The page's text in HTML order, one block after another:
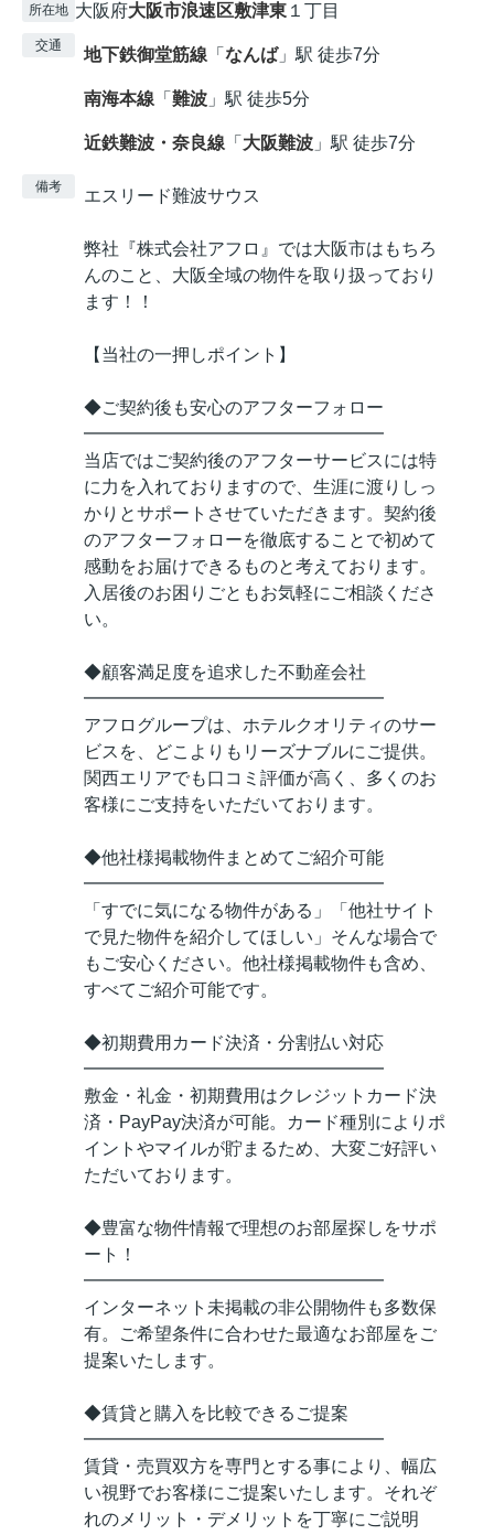
所在地 大阪府大阪市浪速区敷津東 １丁目
交通 地下鉄御堂筋線 「 なんば」駅 徒歩7分
南海本線 「 難波 」駅 徒歩5分
近鉄難波・奈良線 「 大阪難波 」駅 徒歩7分
備考 エスリード難波サウス
弊社『株式会社アフロ』では大阪市はもちろ
んのこと、大阪全域の物件を取り扱っており
ます！！
【当社の一押しポイント】
◆ご契約後も安心のアフターフォロー
━━━━━━━━━━━━━━━━━
当店ではご契約後のアフターサービスには特
に力を入れておりますので、生涯に渡りしっ
かりとサポートさせていただきます。契約後
のアフターフォローを徹底することで初めて
感動をお届けできるものと考えております。
入居後のお困りごともお気軽にご相談くださ
い。
◆顧客満足度を追求した不動産会社
━━━━━━━━━━━━━━━━━
アフログループは、ホテルクオリティのサー
ビスを、どこよりもリーズナブルにご提供。
関西エリアでも口コミ評価が高く、多くのお
客様にご支持をいただいております。
◆他社様掲載物件まとめてご紹介可能
━━━━━━━━━━━━━━━━━
「すでに気になる物件がある」「他社サイト
で見た物件を紹介してほしい」そんな場合で
もご安心ください。他社様掲載物件も含め、
すべてご紹介可能です。
◆初期費用カード決済・分割払い対応
━━━━━━━━━━━━━━━━━
敷金・礼金・初期費用はクレジットカード決
済・PayPay決済が可能。カード種別によりポ
イントやマイルが貯まるため、大変ご好評い
ただいております。
◆豊富な物件情報で理想のお部屋探しをサポ
ート！
━━━━━━━━━━━━━━━━━
インターネット未掲載の非公開物件も多数保
有。ご希望条件に合わせた最適なお部屋をご
提案いたします。
◆賃貸と購入を比較できるご提案
━━━━━━━━━━━━━━━━━
賃貸・売買双方を専門とする事により、幅広
い視野でお客様にご提案いたします。それぞ
れのメリット・デメリットを丁寧にご説明